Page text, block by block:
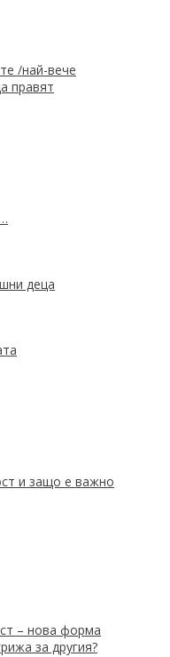
/най-вече
правят
деца
и защо е важно
– нова форма
за другия?